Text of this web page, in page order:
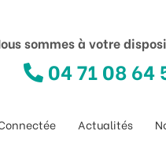
sommes à votre
04 71 08 64
Actualités